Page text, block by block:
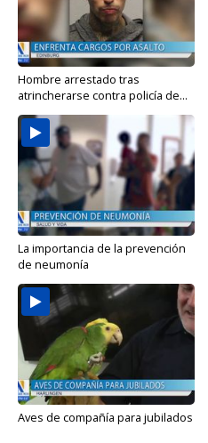
Hombre arrestado tras
atrincherarse contra policía de...
La importancia de la prevención
de neumonía
Aves de compañía para jubilados